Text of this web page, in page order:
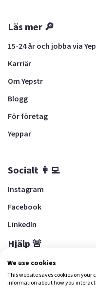
Läs mer 🔎
15-24 år och jobba via
Karriär
Om Yepstr
Blogg
För företag
Yeppar
Socialt 👩‍💻
Instagram
Facebook
LinkedIn
Hjälp 🚨
Hjälpcenter
We use cookies
This website saves cookies on your
information about how you